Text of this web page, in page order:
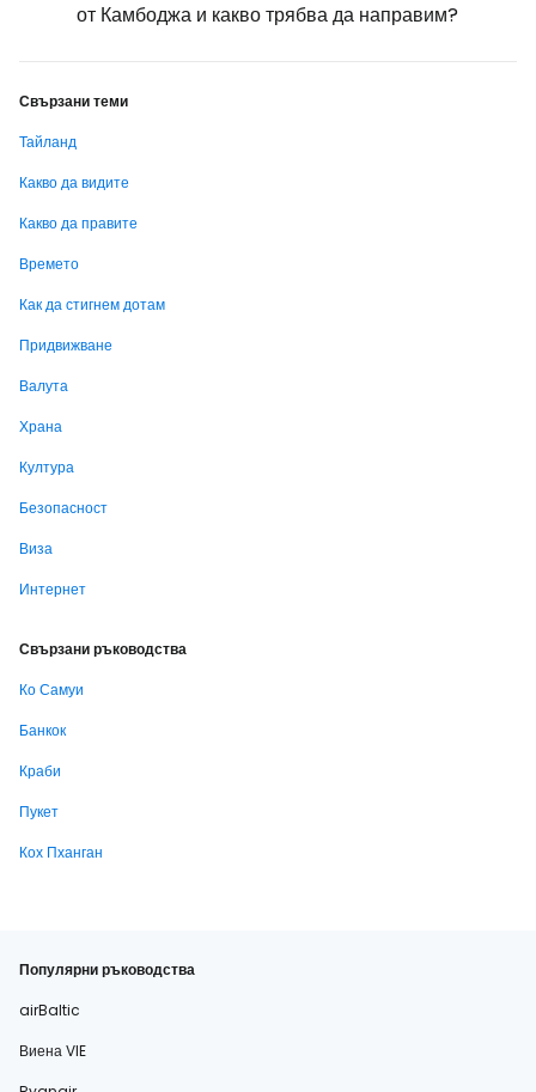
от Камбоджа и какво трябва да направим?
Свързани теми
Тайланд
Какво да видите
Какво да правите
Времето
Как да стигнем дотам
Придвижване
Валута
Храна
Култура
Безопасност
Виза
Интернет
Свързани ръководства
Ко Самуи
Банкок
Краби
Пукет
Кох Пханган
Популярни ръководства
airBaltic
Виена VIE